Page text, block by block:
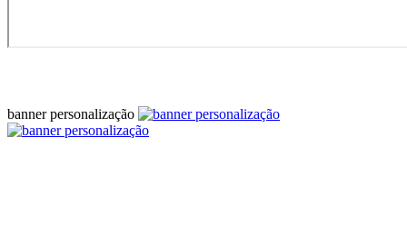
banner personalização